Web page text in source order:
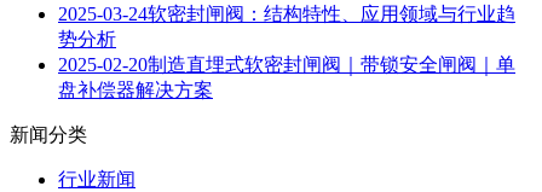
2025-03-24软密封闸阀：结构特性、应用领域与行业趋
势分析
2025-02-20制造直埋式软密封闸阀｜带锁安全闸阀｜单
盘补偿器解决方案
新闻分类
行业新闻